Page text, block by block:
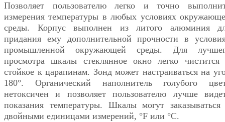
Позволяет пользователю легко и точно
измерения температуры в любых условиях
среды. Корпус выполнен из литого алюминия
придания ему дополнительной прочности в
промышленной окружающей среды. Для
просмотра шкалы стеклянное окно легко чистится
стойкое к царапинам. Зонд может настраиваться на
180°. Органический наполнитель голубого
нетоксичен и позволяет пользователю лучше
показания температуры. Шкалы могут заказываться
двойными единицами измерений, °F или °С.